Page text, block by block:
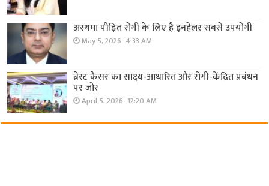
अस्थमा पीड़ित रोगी के लिए है इनहेलर सबसे उपयोगी
May 5, 2026- 4:33 AM
ब्रेस्ट कैंसर का साक्ष्य-आधारित और रोगी-केंद्रित प्रबंधन
पर जोर
April 5, 2026- 12:20 AM